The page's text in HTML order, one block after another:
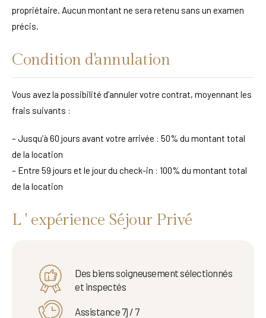
propriétaire. Aucun montant ne sera retenu sans un examen
précis.
Condition d'annulation
Vous avez la possibilité d’annuler votre contrat, moyennant les
frais suivants :
– Jusqu’à 60 jours avant votre arrivée : 50% du montant total
de la location
– Entre 59 jours et le jour du check-in : 100% du montant total
de la location
L ' expérience Séjour Privé
Des biens soigneusement sélectionnés
et inspectés
Assistance 7j / 7